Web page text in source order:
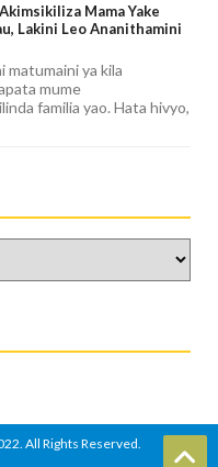
Mama Yake
Lakini Leo Ananithamini
matumaini ya kila
mume
familia yao. Hata hivyo,
All Rights Reserved.